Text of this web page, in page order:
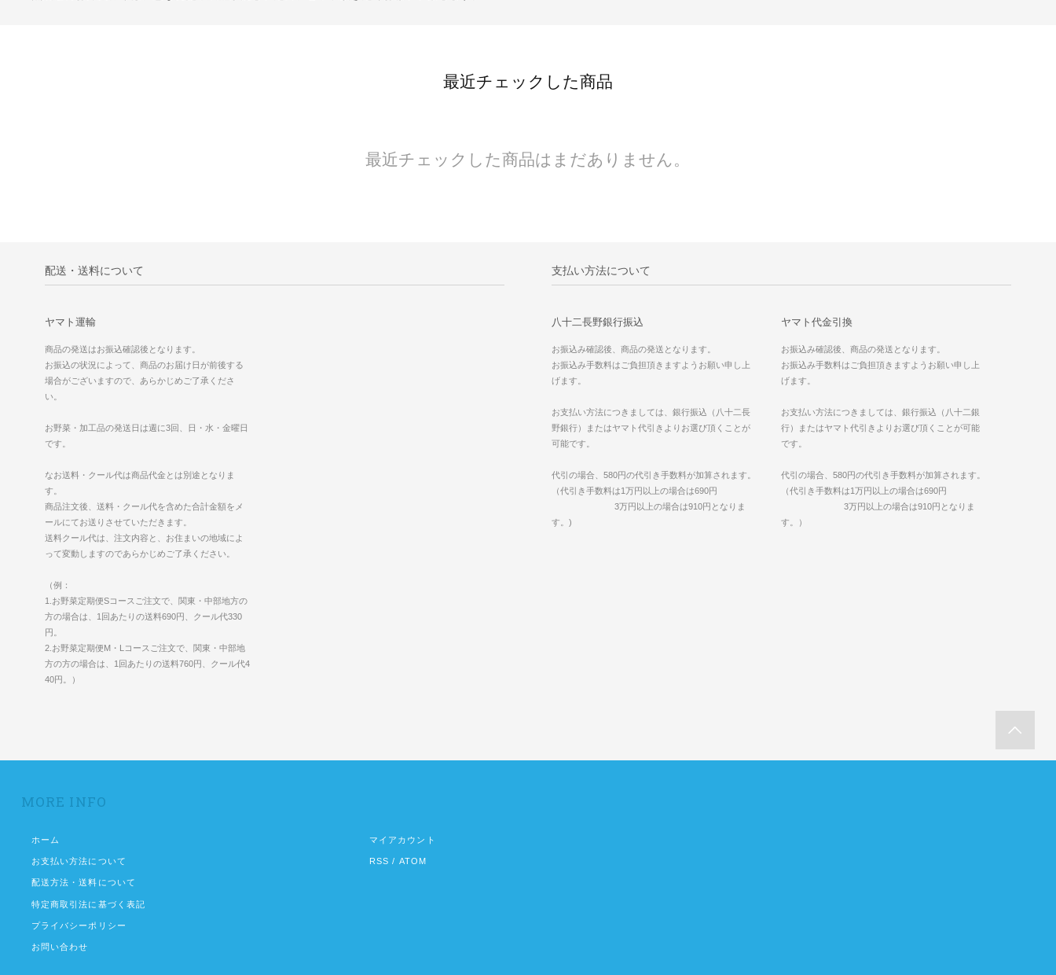
最近チェックした商品
最近チェックした商品はまだありません。
配送・送料について
ヤマト運輸
商品の発送はお振込確認後となります。
お振込の状況によって、商品のお届け日が前後する
場合がございますので、あらかじめご了承くださ
い。
お野菜・加工品の発送日は週に3回、日・水・金曜日
です。
なお送料・クール代は商品代金とは別途となりま
す。
商品注文後、送料・クール代を含めた合計金額をメ
ールにてお送りさせていただきます。
送料クール代は、注文内容と、お住まいの地域によ
って変動しますのであらかじめご了承ください。
（例：
1.お野菜定期便Sコースご注文で、関東・中部地方の
方の場合は、1回あたりの送料690円、クール代330
円。
2.お野菜定期便M・Lコースご注文で、関東・中部地
方の方の場合は、1回あたりの送料760円、クール代4
40円。）
支払い方法について
八十二長野銀行振込
お振込み確認後、商品の発送となります。
お振込み手数料はご負担頂きますようお願い申し上
げます。
お支払い方法につきましては、銀行振込（八十二長
野銀行）またはヤマト代引きよりお選び頂くことが
可能です。
代引の場合、580円の代引き手数料が加算されます。
（代引き手数料は1万円以上の場合は690円
3万円以上の場合は910円となりま
す。)
ヤマト代金引換
お振込み確認後、商品の発送となります。
お振込み手数料はご負担頂きますようお願い申し上
げます。
お支払い方法につきましては、銀行振込（八十二銀
行）またはヤマト代引きよりお選び頂くことが可能
です。
代引の場合、580円の代引き手数料が加算されます。
（代引き手数料は1万円以上の場合は690円
3万円以上の場合は910円となりま
す。）
MORE INFO
ホーム
お支払い方法について
配送方法・送料について
特定商取引法に基づく表記
プライバシーポリシー
お問い合わせ
マイアカウント
RSS / ATOM